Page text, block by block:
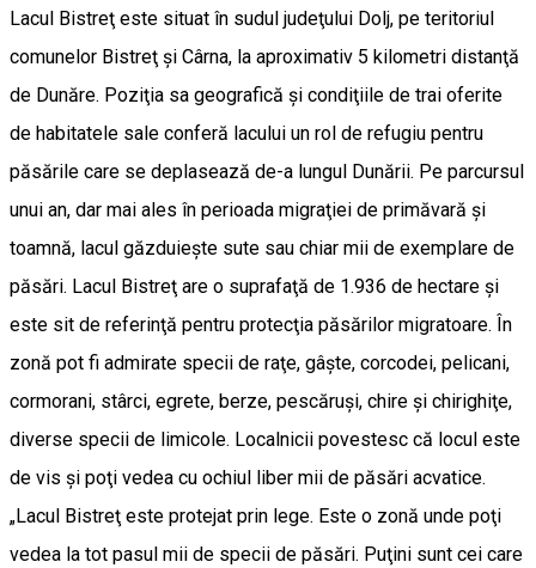
Lacul Bistreţ este situat în sudul judeţului Dolj, pe teritoriul
comunelor Bistreţ şi Cârna, la aproximativ 5 kilometri distanţă
de Dunăre. Poziţia sa geografică şi condiţiile de trai oferite
de habitatele sale conferă lacului un rol de refugiu pentru
păsările care se deplasează de-a lungul Dunării. Pe parcursul
unui an, dar mai ales în perioada migraţiei de primăvară şi
toamnă, lacul găzduieşte sute sau chiar mii de exemplare de
păsări. Lacul Bistreţ are o suprafaţă de 1.936 de hectare şi
este sit de referinţă pentru protecţia păsărilor migratoare. În
zonă pot fi admirate specii de raţe, gâşte, corcodei, pelicani,
cormorani, stârci, egrete, berze, pescăruşi, chire şi chirighiţe,
diverse specii de limicole. Localnicii povestesc că locul este
de vis şi poţi vedea cu ochiul liber mii de păsări acvatice.
„Lacul Bistreţ este protejat prin lege. Este o zonă unde poţi
vedea la tot pasul mii de specii de păsări. Puţini sunt cei care